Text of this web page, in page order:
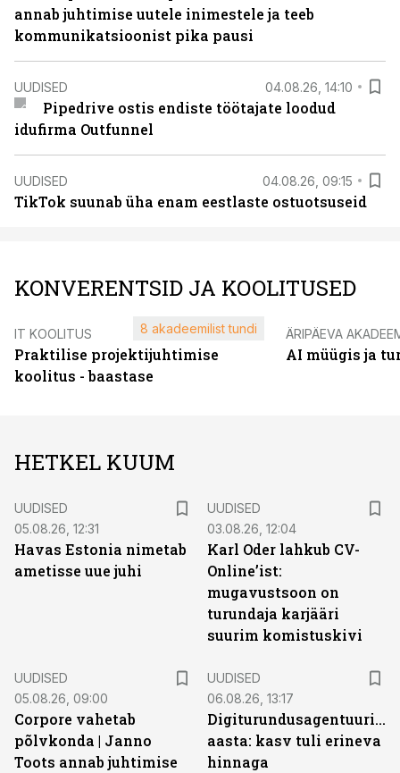
annab juhtimise uutele inimestele ja teeb
kommunikatsioonist pika pausi
UUDISED 04.08.26, 14:10
Pipedrive ostis endiste töötajate loodud
idufirma Outfunnel
UUDISED 04.08.26, 09:15
TikTok suunab üha enam eestlaste ostuotsuseid
KONVERENTSID JA KOOLITUSED
IT KOOLITUS
Praktilise projektijuhtimise
koolitus - baastase
8 akadeemilist tundi ÄRIPÄEVA
AI müügis ja
HETKEL KUUM
UUDISED
05.08.26, 12:31
Havas Estonia nimetab
ametisse uue juhi
UUDISED
03.08.26, 12:04
Karl Oder lahkub CV-
Online’ist:
mugavustsoon on
turundaja karjääri
suurim komistuskivi
UUDISED
05.08.26, 09:00
Corpore vahetab
põlvkonda | Janno
Toots annab juhtimise
UUDISED
06.08.26, 13:17
Digiturundusagentuuride
aasta: kasv tuli erineva
hinnaga